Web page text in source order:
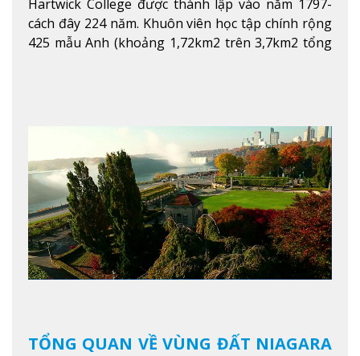
Hartwick College được thành lập vào năm 1797-
cách đây 224 năm. Khuôn viên học tập chính rộng
425 mẫu Anh (khoảng 1,72km2 trên 3,7km2 tổng
TỔNG QUAN VỀ VÙNG ĐẤT NIAGARA